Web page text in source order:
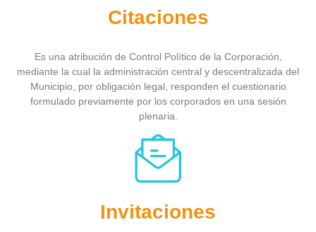
Citaciones
Es una atribución de Control Político de la Corporación,
mediante la cual la administración central y descentralizada del
Municipio, por obligación legal, responden el cuestionario
formulado previamente por los corporados en una sesión
plenaria.
Invitaciones